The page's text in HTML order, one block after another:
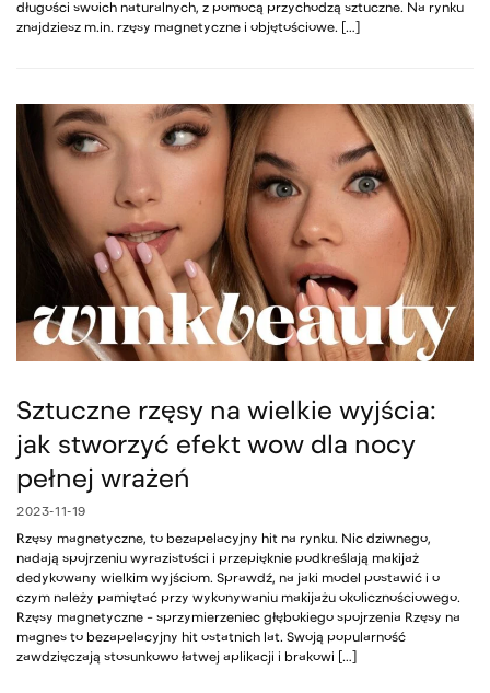
długości swoich naturalnych, z pomocą przychodzą sztuczne. Na rynku
znajdziesz m.in. rzęsy magnetyczne i objętościowe. […]
Sztuczne rzęsy na wielkie wyjścia:
jak stworzyć efekt wow dla nocy
pełnej wrażeń
2023-11-19
Rzęsy magnetyczne, to bezapelacyjny hit na rynku. Nic dziwnego,
nadają spojrzeniu wyrazistości i przepięknie podkreślają makijaż
dedykowany wielkim wyjściom. Sprawdź, na jaki model postawić i o
czym należy pamiętać przy wykonywaniu makijażu okolicznościowego.
Rzęsy magnetyczne – sprzymierzeniec głębokiego spojrzenia Rzęsy na
magnes to bezapelacyjny hit ostatnich lat. Swoją popularność
zawdzięczają stosunkowo łatwej aplikacji i brakowi […]